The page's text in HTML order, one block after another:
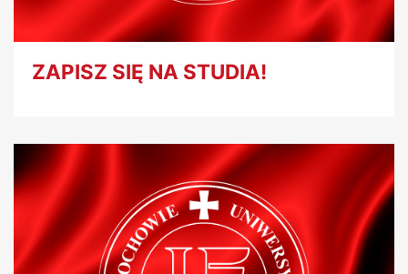
ZAPISZ SIĘ NA STUDIA!